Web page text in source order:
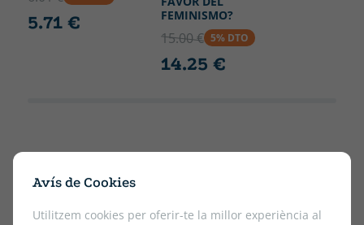
Avís de Cookies
Utilitzem cookies per oferir-te la millor experiència al
5.71 €
FEMINISMO?
15.00 € 5% DTO
14.25 €